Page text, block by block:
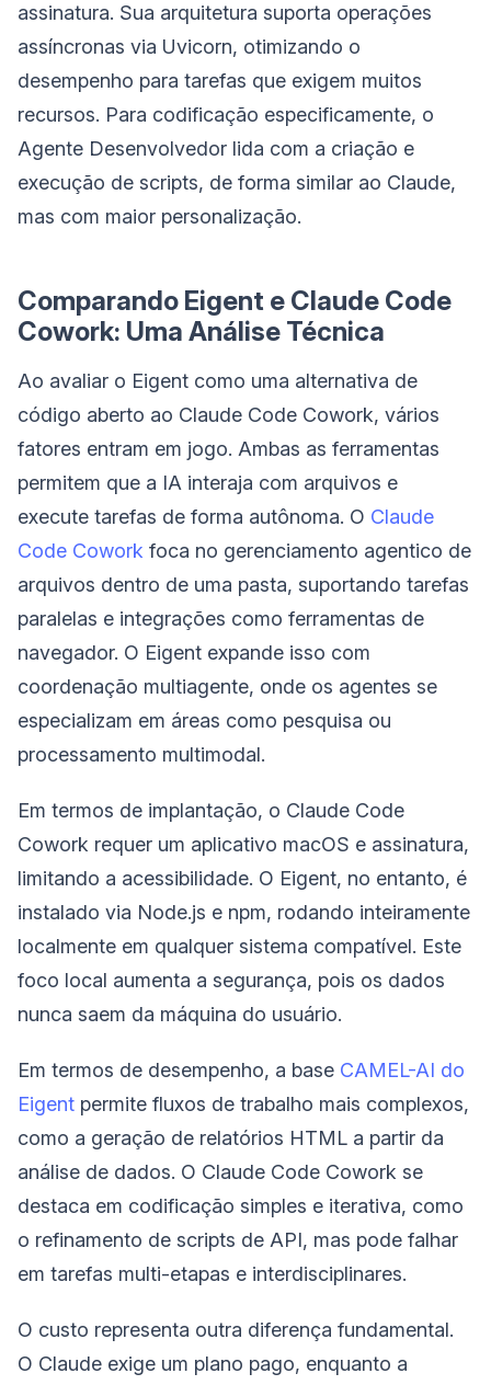
assinatura. Sua arquitetura suporta operações
assíncronas via Uvicorn, otimizando o
desempenho para tarefas que exigem muitos
recursos. Para codificação especificamente, o
Agente Desenvolvedor lida com a criação e
execução de scripts, de forma similar ao Claude,
mas com maior personalização.
Comparando Eigent e Claude Code
Cowork: Uma Análise Técnica
Ao avaliar o Eigent como uma alternativa de
código aberto ao Claude Code Cowork, vários
fatores entram em jogo. Ambas as ferramentas
permitem que a IA interaja com arquivos e
execute tarefas de forma autônoma. O Claude
Code Cowork foca no gerenciamento agentico de
arquivos dentro de uma pasta, suportando tarefas
paralelas e integrações como ferramentas de
navegador. O Eigent expande isso com
coordenação multiagente, onde os agentes se
especializam em áreas como pesquisa ou
processamento multimodal.
Em termos de implantação, o Claude Code
Cowork requer um aplicativo macOS e assinatura,
limitando a acessibilidade. O Eigent, no entanto, é
instalado via Node.js e npm, rodando inteiramente
localmente em qualquer sistema compatível. Este
foco local aumenta a segurança, pois os dados
nunca saem da máquina do usuário.
Em termos de desempenho, a base CAMEL-AI do
Eigent permite fluxos de trabalho mais complexos,
como a geração de relatórios HTML a partir da
análise de dados. O Claude Code Cowork se
destaca em codificação simples e iterativa, como
o refinamento de scripts de API, mas pode falhar
em tarefas multi-etapas e interdisciplinares.
O custo representa outra diferença fundamental.
O Claude exige um plano pago, enquanto a